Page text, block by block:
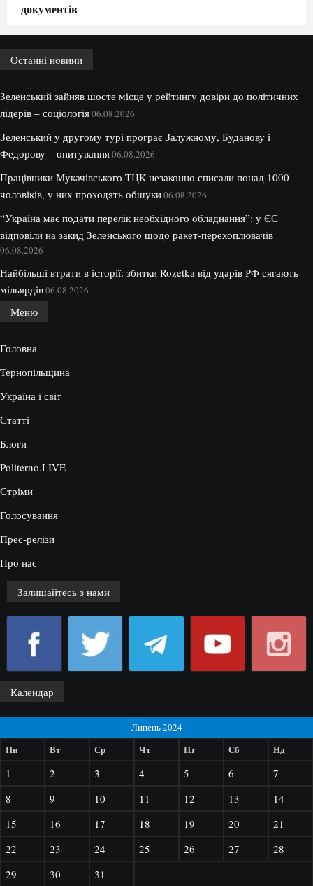
документів
Останні новини
Зеленський зайняв шосте місце у рейтингу довіри до політичних
лідерів – соціологія06.08.2026
Зеленський у другому турі програє Залужному, Буданову і
Федорову – опитування06.08.2026
Працівники Мукачівського ТЦК незаконно списали понад 1000
чоловіків, у них проходять обшуки06.08.2026
“Україна має подати перелік необхідного обладнання”: у ЄС
відповіли на закид Зеленського щодо ракет-перехоплювачів
06.08.2026
Найбільші втрати в історії: збитки Rozetka від ударів РФ сягають
мільярдів06.08.2026
Меню
Головна
Тернопільщина
Україна і світ
Статті
Блоги
Politerno.LIVE
Стріми
Голосування
Прес-релізи
Про нас
Залишайтесь з нами
Календар
Липень 2024
Пн Вт Ср Чт Пт Сб Нд
1 2 3 4 5 6
7
8
9 10 11 12 13
14
15
16 17 18 19 20
21
22
23 24 25 26 27
28
29
30 31